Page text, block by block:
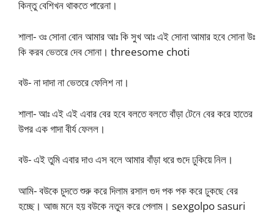
কিন্তু বেশিখন থাকতে পারেনা।
শালা- ওঃ সোনা বোন আমার আঃ কি সুখ আঃ এই সোনা আমার হবে সোনা উঃ
কি করব ভেতরে দেব সোনা। threesome choti
বউ- না দাদা না ভেতরে ফেলিশ না।
শালা- আঃ এই এই এবার বের হবে বলতে বলতে বাঁড়া টেনে বের করে হাতের
উপর এক গাদা বীর্য ফেলল।
বউ- এই তুমি এবার দাও এস বলে আমার বাঁড়া ধরে গুদে ঢুকিয়ে নিল।
আমি- বউকে চুদতে শুরু করে দিলাম রসাল গুদ পক পক করে ঢুকছে বের
হচ্ছে। আজ মনে হয় বউকে নতুন করে পেলাম। sexgolpo sasuri